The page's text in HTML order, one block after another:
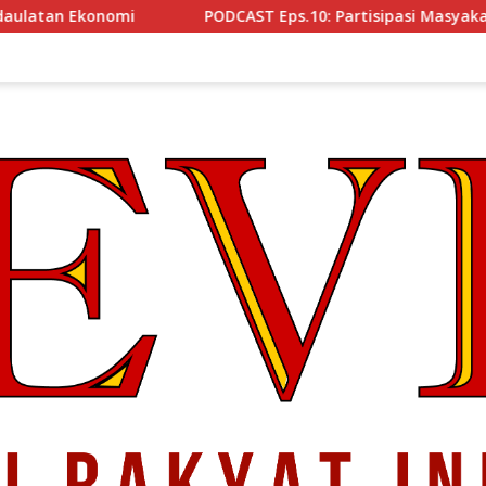
PODCAST Eps.10: Partisipasi Masyakat Cegah Korupsi,